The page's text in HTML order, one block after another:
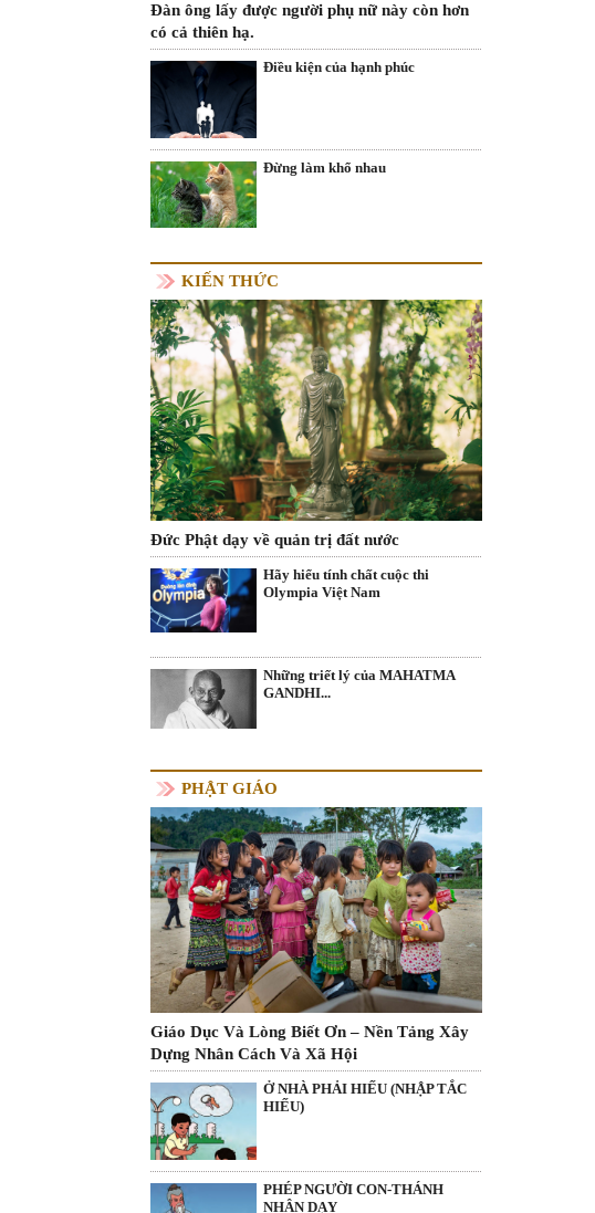
Đàn ông lấy được người phụ nữ này còn hơn
có cả thiên hạ.
Điều kiện của hạnh phúc
Đừng làm khổ nhau
KIẾN THỨC
Đức Phật dạy về quản trị đất nước
Hãy hiểu tính chất cuộc thi
Olympia Việt Nam
Những triết lý của MAHATMA
GANDHI...
PHẬT GIÁO
Giáo Dục Và Lòng Biết Ơn – Nền Tảng Xây
Dựng Nhân Cách Và Xã Hội
Ở NHÀ PHẢI HIẾU (NHẬP TẮC
HIẾU)
PHÉP NGƯỜI CON-THÁNH
NHÂN DẠY